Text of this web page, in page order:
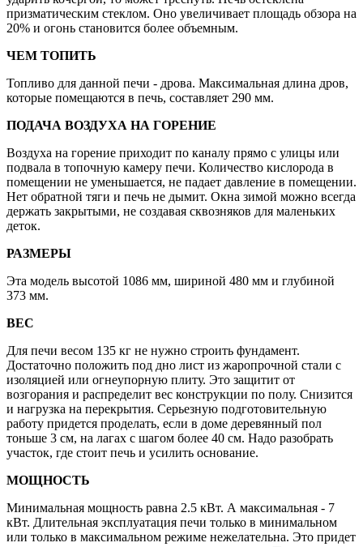
призматическим стеклом. Оно увеличивает площадь обзора на
20% и огонь становится более объемным.
ЧЕМ ТОПИТЬ
Топливо для данной печи - дрова. Максимальная длина дров,
которые помещаются в печь, составляет 290 мм.
ПОДАЧА ВОЗДУХА НА ГОРЕНИЕ
Воздуха на горение приходит по каналу прямо с улицы или
подвала в топочную камеру печи. Количество кислорода в
помещении не уменьшается, не падает давление в помещении.
Нет обратной тяги и печь не дымит. Окна зимой можно всегда
держать закрытыми, не создавая сквозняков для маленьких
деток.
РАЗМЕРЫ
Эта модель высотой 1086 мм, шириной 480 мм и глубиной
373 мм.
ВЕС
Для печи весом 135 кг не нужно строить фундамент.
Достаточно положить под дно лист из жаропрочной стали с
изоляцией или огнеупорную плиту. Это защитит от
возгорания и распределит вес конструкции по полу. Снизится
и нагрузка на перекрытия. Серьезную подготовительную
работу придется проделать, если в доме деревянный пол
тоньше 3 см, на лагах с шагом более 40 см. Надо разобрать
участок, где стоит печь и усилить основание.
МОЩНОСТЬ
Минимальная мощность равна 2.5 кВт. А максимальная - 7
кВт. Длительная эксплуатация печи только в минимальном
или только в максимальном режиме нежелательна. Это придет